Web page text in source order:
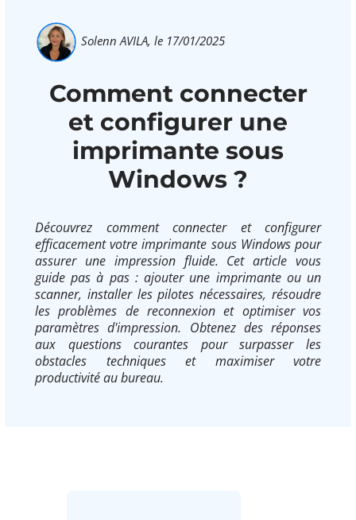
Solenn AVILA, le 17/01/2025
Comment connecter
et configurer une
imprimante sous
Windows ?
Découvrez comment connecter et configurer
efficacement votre imprimante sous Windows pour
assurer une impression fluide. Cet article vous
guide pas à pas : ajouter une imprimante ou un
scanner, installer les pilotes nécessaires, résoudre
les problèmes de reconnexion et optimiser vos
paramètres d'impression. Obtenez des réponses
aux questions courantes pour surpasser les
obstacles techniques et maximiser votre
productivité au bureau.